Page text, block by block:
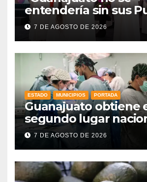
entendería sin sus
Indígenas”: Libia
fortalece el orgullo
7 DE AGOSTO DE 2026
ESTADO MUNICIPIOS PORTADA
Guanajuato obtiene
segundo lugar
procuración de
7 DE AGOSTO DE 2026